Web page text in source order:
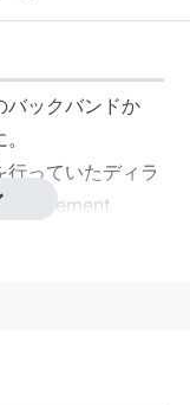
ックバンドか
っていたディラ
Basement